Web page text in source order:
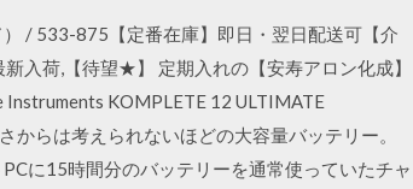
/ 533-875【定番在庫】即日・翌日配送可【介
入荷,【待望★】 定期入れの【安寿アロン化成】
KOMPLETE 12 ULTIMATE
らは考えられないほどの大容量バッテリー。
に15時間分のバッテリーを通常使っていたチャ